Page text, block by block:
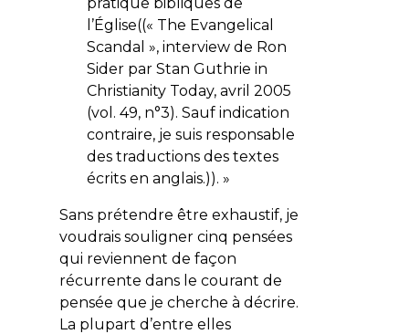
l’Église((« The Evangelical
Scandal », interview de Ron
Sider par Stan Guthrie in
Christianity Today, avril 2005
(vol. 49, n°3). Sauf indication
contraire, je suis responsable
des traductions des textes
écrits en anglais.)). »
Sans prétendre être exhaustif, je
voudrais souligner cinq pensées
qui reviennent de façon
récurrente dans le courant de
pensée que je cherche à décrire.
La plupart d’entre elles